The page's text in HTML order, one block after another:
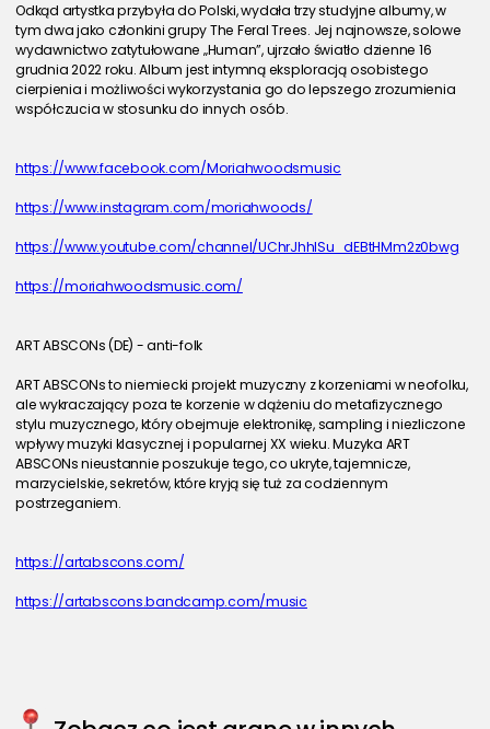
Odkąd artystka przybyła do Polski, wydała trzy studyjne albumy, w
tym dwa jako członkini grupy The Feral Trees. Jej najnowsze, solowe
wydawnictwo zatytułowane „Human”, ujrzało światło dzienne 16
grudnia 2022 roku. Album jest intymną eksploracją osobistego
cierpienia i możliwości wykorzystania go do lepszego zrozumienia
współczucia w stosunku do innych osób.
https://www.facebook.com/Moriahwoodsmusic
https://www.instagram.com/moriahwoods/
https://www.youtube.com/channel/UChrJhhISu_dEBtHMm2z0bwg
https://moriahwoodsmusic.com/
ART ABSCONs (DE) - anti-folk
ART ABSCONs to niemiecki projekt muzyczny z korzeniami w neofolku,
ale wykraczający poza te korzenie w dążeniu do metafizycznego
stylu muzycznego, który obejmuje elektronikę, sampling i niezliczone
wpływy muzyki klasycznej i popularnej XX wieku. Muzyka ART
ABSCONs nieustannie poszukuje tego, co ukryte, tajemnicze,
marzycielskie, sekretów, które kryją się tuż za codziennym
postrzeganiem.
https://artabscons.com/
https://artabscons.bandcamp.com/music